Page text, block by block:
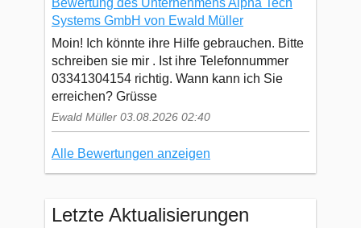
Bewertung des Unternehmens Alpha Tech
Systems GmbH von Ewald Müller
Moin! Ich könnte ihre Hilfe gebrauchen. Bitte
schreiben sie mir . Ist ihre Telefonnummer
03341304154 richtig. Wann kann ich Sie
erreichen? Grüsse
Ewald Müller 03.08.2026 02:40
Alle Bewertungen anzeigen
Letzte Aktualisierungen